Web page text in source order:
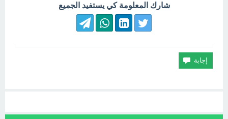
شارك المعلومة كي يستفيد الجميع